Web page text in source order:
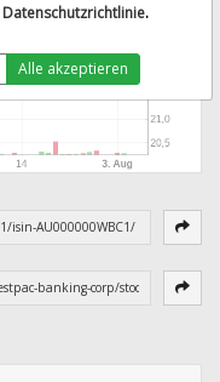
Datenschutzrichtlinie.
Alle akzeptieren